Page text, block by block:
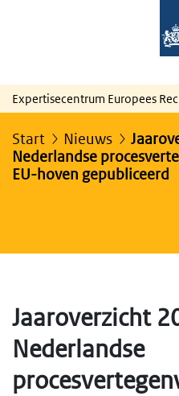
Expertisecentrum Europees
Start Nieuws
Nederlandse
EU-hoven gepubliceerd
Jaaroverzicht
Nederlandse